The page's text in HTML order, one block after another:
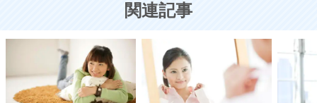
関連記事